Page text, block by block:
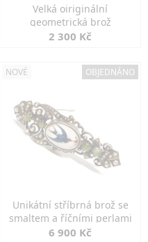
Velká oiriginální
geometrická brož
2 300 Kč
NOVÉ OBJEDNÁNO
Unikátní stříbrná brož se
smaltem a říčními perlami
6 900 Kč